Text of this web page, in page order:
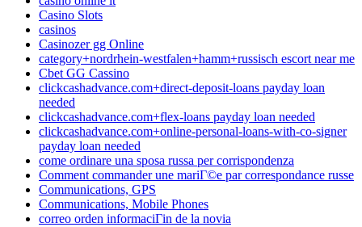
Casino Slots
casinos
Casinozer gg Online
category+nordrhein-westfalen+hamm+russisch escort near me
Cbet GG Cassino
clickcashadvance.com+direct-deposit-loans payday loan
needed
clickcashadvance.com+flex-loans payday loan needed
clickcashadvance.com+online-personal-loans-with-co-signer
payday loan needed
come ordinare una sposa russa per corrispondenza
Comment commander une mariГ©e par correspondance russe
Communications, GPS
Communications, Mobile Phones
correo orden informaciГіn de la novia